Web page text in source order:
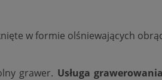
w formie olśniewających
grawer. Usługa grawerowania